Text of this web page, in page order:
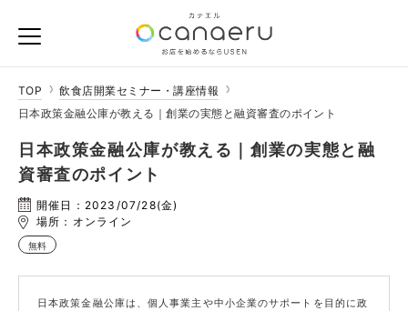
TOP
飲食店開業セミナー・講座情報
日本政策金融公庫が教える｜創業の実態と融資審査のポイント
日本政策金融公庫が教える｜創業の実態と融
資審査のポイント
開催日：2023/07/28(金)
場所：オンライン
無料
日本政策金融公庫は、個人事業主や中小企業のサポートを目的に政